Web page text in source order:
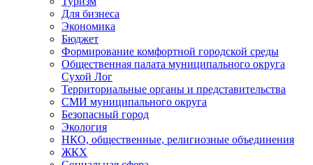
Для бизнеса
Экономика
Бюджет
Формирование комфортной городской среды
Общественная палата муниципального округа
Сухой Лог
Территориальные органы и представительства
СМИ муниципального округа
Безопасный город
Экология
НКО, общественные, религиозные объединения
ЖКХ